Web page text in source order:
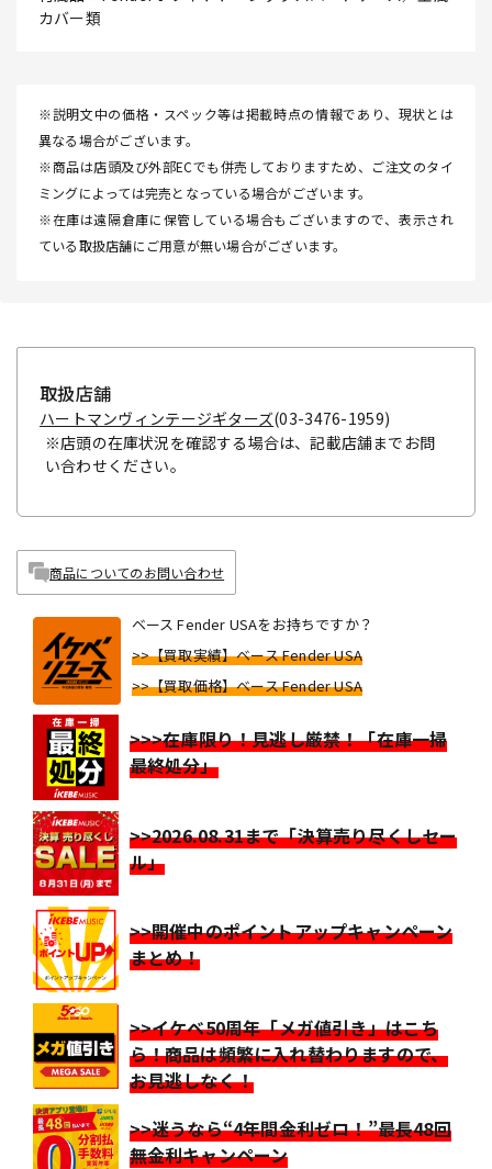
カバー類
※説明文中の価格・スペック等は掲載時点の情報であり、現状とは
異なる場合がございます。
※商品は店頭及び外部ECでも併売しておりますため、ご注文のタイ
ミングによっては完売となっている場合がございます。
※在庫は遠隔倉庫に保管している場合もございますので、表示され
ている取扱店舗にご用意が無い場合がございます。
取扱店舗
ハートマンヴィンテージギターズ(03-3476-1959)
※店頭の在庫状況を確認する場合は、記載店舗までお問
い合わせください。
商品についてのお問い合わせ
ベース Fender USAをお持ちですか？
>>【買取実績】ベース Fender USA
>>【買取価格】ベース Fender USA
>>>在庫限り！見逃し厳禁！「在庫一掃
最終処分」
>>2026.08.31まで「決算売り尽くしセー
ル」
>>開催中のポイントアップキャンペーン
まとめ！
>>イケベ50周年「メガ値引き」はこち
ら！商品は頻繁に入れ替わりますので、
お見逃しなく！
>>迷うなら“4年間金利ゼロ！”最長48回
無金利キャンペーン